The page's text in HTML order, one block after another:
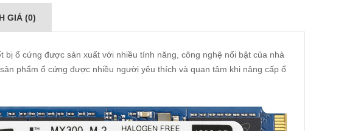
GIÁ (0)
bị ổ cứng được sản xuất với nhiều tính năng, công nghệ nổi bật của nhà
phẩm ổ cứng được nhiều người yêu thích và quan tâm khi nâng cấp ổ